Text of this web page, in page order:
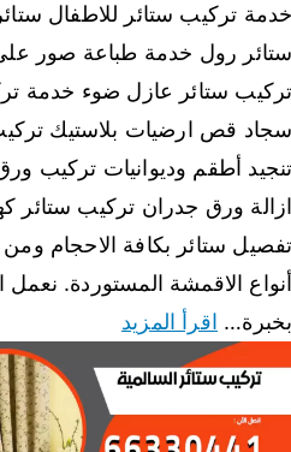
خدمة تركيب ستائر للاطفال
ستائر رول خدمة طباعة صور على
تركيب ستائر عازل ضوء خدمة
سجاد قص ارضيات بلاستيك
تنجيد أطقم وديوانيات تركيب
ازالة ورق جدران تركيب ستائر
تفصيل ستائر بكافة الاحجام
أنواع الاقمشة المستوردة. نعمل
بخبرة… اقرأ المزيد